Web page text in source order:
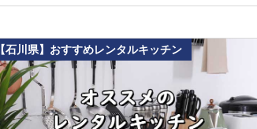
【石川県】おすすめレンタルキッチン